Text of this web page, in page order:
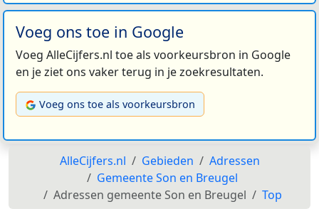
Voeg ons toe in Google
Voeg AlleCijfers.nl toe als voorkeursbron in Google
en je ziet ons vaker terug in je zoekresultaten.
Voeg ons toe als voorkeursbron
AlleCijfers.nl Gebieden
Adressen
Gemeente Son en Breugel
Adressen gemeente Son en Breugel
Top